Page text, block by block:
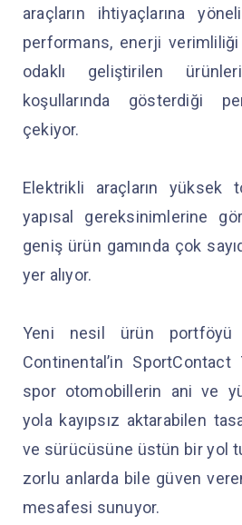
araçların ihtiyaçlarına
performans, enerji
odaklı geliştirilen
koşullarında gösterdiği
çekiyor.
Elektrikli araçların yüksek
yapısal gereksinimlerine
geniş ürün gamında çok
yer alıyor.
Yeni nesil ürün portföyü
Continental’in
spor otomobillerin ani ve
yola kayıpsız aktarabilen
ve sürücüsüne üstün bir yol
zorlu anlarda bile güven
mesafesi sunuyor.